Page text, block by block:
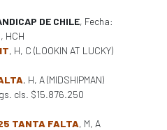
DE CHILE, Fecha:
HCH
, H, C (LOOKIN AT LUCKY)
, H, A (MIDSHIPMAN)
cls. $15.876.250
TANTA FALTA, M, A